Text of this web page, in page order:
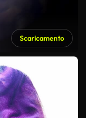
Scaricamento